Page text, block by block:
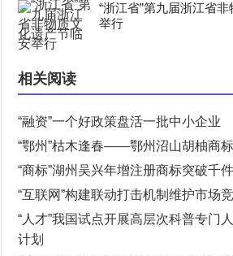
“浙江省”第九届浙江省
举行
相关阅读
“融资”一个好政策盘活一批中小企业
“鄂州”枯木逢春——鄂州沼山胡柚商
“商标”湖州吴兴年增注册商标突破千件
“互联网”构建联动打击机制维护市场
“人才”我国试点开展高层次科普专门
计划